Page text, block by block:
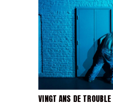
VINGT ANS DE TROUBLE